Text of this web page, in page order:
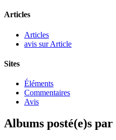
Articles
Articles
avis sur Article
Sites
Éléments
Commentaires
Avis
Albums posté(e)s